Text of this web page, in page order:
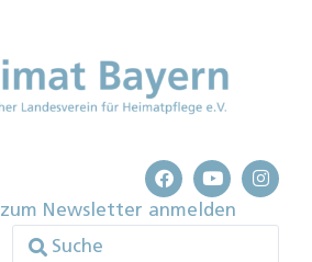
zum Newsletter anmelden